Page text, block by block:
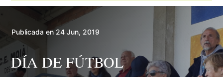
Publicada en 24 Jun, 2019
DÍA DE FÚTBOL